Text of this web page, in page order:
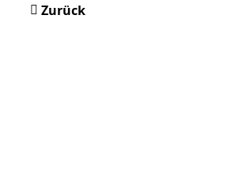
Zurück